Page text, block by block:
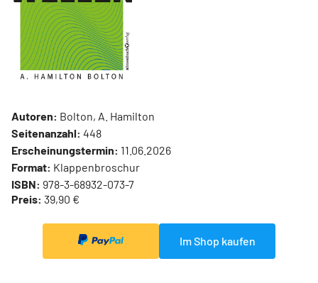
Autoren: Bolton, A. Hamilton
Seitenanzahl: 448
Erscheinungstermin: 11.06.2026
Format: Klappenbroschur
ISBN: 978-3-68932-073-7
Preis: 39,90 €
Im Shop kaufen